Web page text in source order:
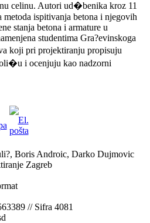
celinu. Autori ud�benika kroz 11
ispitivanja betona i njegovih
stanja betona i armature u
studentima Gra?evinskoga
koji pri projektiranju propisuju
i ocenjuju kao nadzorni
Boris Androic, Darko Dujmovic
Zagreb
// Sifra 4081